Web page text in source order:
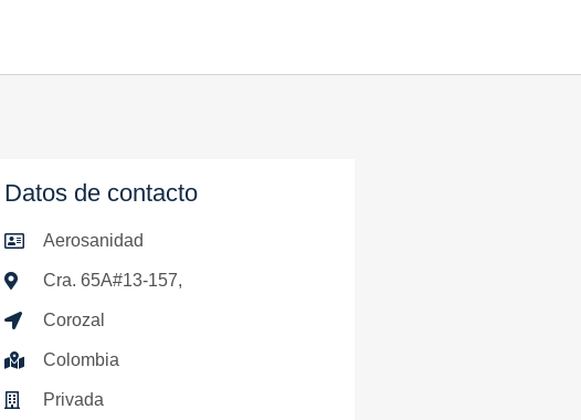
Datos de contacto
Aerosanidad
Cra. 65A#13-157,
Corozal
Colombia
Privada